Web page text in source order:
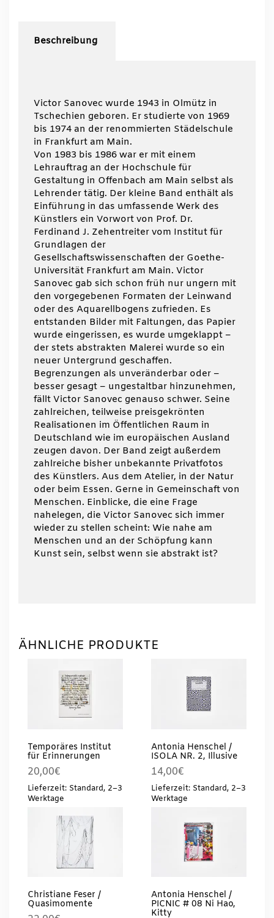
Beschreibung
Victor Sanovec wurde 1943 in Olmütz in
Tschechien geboren. Er studierte von 1969
bis 1974 an der renommierten Städelschule
in Frankfurt am Main.
Von 1983 bis 1986 war er mit einem
Lehrauftrag an der Hochschule für
Gestaltung in Offenbach am Main selbst als
Lehrender tätig. Der kleine Band enthält als
Einführung in das umfassende Werk des
Künstlers ein Vorwort von Prof. Dr.
Ferdinand J. Zehentreiter vom Institut für
Grundlagen der
Gesellschaftswissenschaften der Goethe-
Universität Frankfurt am Main. Victor
Sanovec gab sich schon früh nur ungern mit
den vorgegebenen Formaten der Leinwand
oder des Aquarellbogens zufrieden. Es
entstanden Bilder mit Faltungen, das Papier
wurde eingerissen, es wurde umgeklappt –
der stets abstrakten Malerei wurde so ein
neuer Untergrund geschaffen.
Begrenzungen als unveränderbar oder –
besser gesagt – ungestaltbar hinzunehmen,
fällt Victor Sanovec genauso schwer. Seine
zahlreichen, teilweise preisgekrönten
Realisationen im Öffentlichen Raum in
Deutschland wie im europäischen Ausland
zeugen davon. Der Band zeigt außerdem
zahlreiche bisher unbekannte Privatfotos
des Künstlers. Aus dem Atelier, in der Natur
oder beim Essen. Gerne in Gemeinschaft von
Menschen. Einblicke, die eine Frage
nahelegen, die Victor Sanovec sich immer
wieder zu stellen scheint: Wie nahe am
Menschen und an der Schöpfung kann
Kunst sein, selbst wenn sie abstrakt ist?
ÄHNLICHE PRODUKTE
Temporäres Institut
für Erinnerungen
20,00€
Lieferzeit: Standard, 2–3
Werktage
Antonia Henschel /
ISOLA NR. 2, Illusive
14,00€
Lieferzeit: Standard, 2–3
Werktage
Christiane Feser /
Quasimomente
Antonia Henschel /
PICNIC # 08 Ni Hao,
Kitty